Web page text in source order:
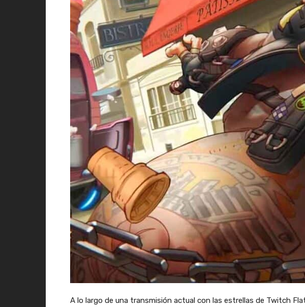
A lo largo de una transmisión actual con las estrellas de Twitch